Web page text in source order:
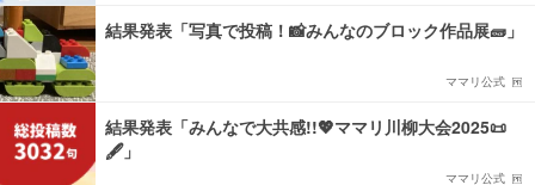
結果発表「写真で投稿！📸みんなのブロック作品展🧱」
ママリ公式
結果発表「みんなで大共感!!💖ママリ川柳大会2025📜
🖋️」
ママリ公式